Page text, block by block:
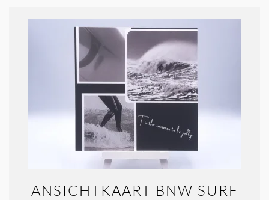
ANSICHTKAART BNW SURF